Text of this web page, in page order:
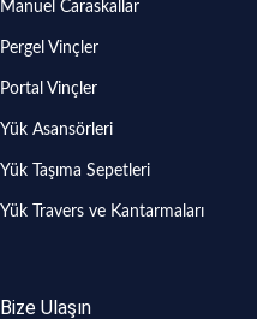
Manuel Caraskallar
Pergel Vinçler
Portal Vinçler
Yük Asansörleri
Yük Taşıma Sepetleri
Yük Travers ve Kantarmaları
Bize Ulaşın